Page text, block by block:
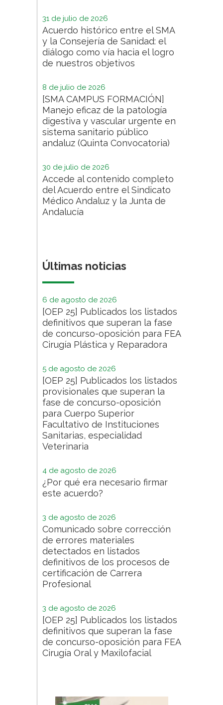
31 de julio de 2026
Acuerdo histórico entre el SMA
y la Consejería de Sanidad: el
diálogo como vía hacia el logro
de nuestros objetivos
8 de julio de 2026
[SMA CAMPUS FORMACIÓN]
Manejo eficaz de la patología
digestiva y vascular urgente en
sistema sanitario público
andaluz (Quinta Convocatoria)
30 de julio de 2026
Accede al contenido completo
del Acuerdo entre el Sindicato
Médico Andaluz y la Junta de
Andalucía
Últimas noticias
6 de agosto de 2026
[OEP 25] Publicados los listados
definitivos que superan la fase
de concurso-oposición para FEA
Cirugía Plástica y Reparadora
5 de agosto de 2026
[OEP 25] Publicados los listados
provisionales que superan la
fase de concurso-oposición
para Cuerpo Superior
Facultativo de Instituciones
Sanitarias, especialidad
Veterinaria
4 de agosto de 2026
¿Por qué era necesario firmar
este acuerdo?
3 de agosto de 2026
Comunicado sobre corrección
de errores materiales
detectados en listados
definitivos de los procesos de
certificación de Carrera
Profesional
3 de agosto de 2026
[OEP 25] Publicados los listados
definitivos que superan la fase
de concurso-oposición para FEA
Cirugía Oral y Maxilofacial